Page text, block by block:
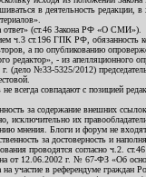
в деятельность редакции, в
ответ» (ст.46 Закона РФ «О СМИ»).
ч.3 ст.196 ГПК РФ, обязанность
а по опубликованию
редактор», - из апелляционного
г. (дело №33-5325/2012)
всегда совпадают с позицией
за содержание внешних
исключительно их
мнения. Блоги и форум не входят
за достоверность и
проводятся согласно ч.2.
от 12.06.2002 г. № 67-ФЗ «Об
участие в референдуме граждан